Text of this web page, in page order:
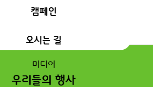
캠페인
오시는 길
미디어
우리들의 행사